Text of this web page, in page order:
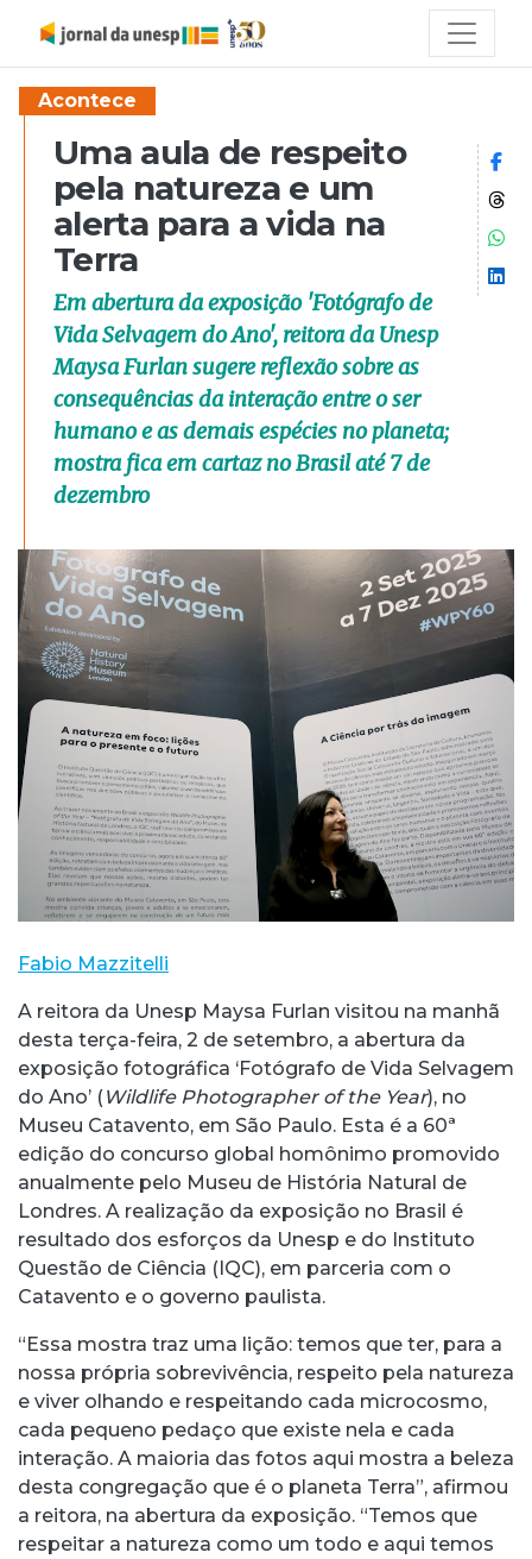
Acontece
Uma aula de respeito
pela natureza e um
alerta para a vida na
Terra
Em abertura da exposição 'Fotógrafo de
Vida Selvagem do Ano', reitora da Unesp
Maysa Furlan sugere reflexão sobre as
consequências da interação entre o ser
humano e as demais espécies no planeta;
mostra fica em cartaz no Brasil até 7 de
dezembro
Fabio Mazzitelli
A reitora da Unesp Maysa Furlan visitou na manhã
desta terça-feira, 2 de setembro, a abertura da
exposição fotográfica ‘Fotógrafo de Vida Selvagem
do Ano’ (Wildlife Photographer of the Year), no
Museu Catavento, em São Paulo. Esta é a 60ª
edição do concurso global homônimo promovido
anualmente pelo Museu de História Natural de
Londres. A realização da exposição no Brasil é
resultado dos esforços da Unesp e do Instituto
Questão de Ciência (IQC), em parceria com o
Catavento e o governo paulista.
“Essa mostra traz uma lição: temos que ter, para a
nossa própria sobrevivência, respeito pela natureza
e viver olhando e respeitando cada microcosmo,
cada pequeno pedaço que existe nela e cada
interação. A maioria das fotos aqui mostra a beleza
desta congregação que é o planeta Terra”, afirmou
a reitora, na abertura da exposição. “Temos que
respeitar a natureza como um todo e aqui temos